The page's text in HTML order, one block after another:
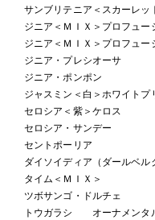
サンブリテニア＜スカーレッ
ジニア＜ＭＩＸ＞プロフュー
ジニア＜ＭＩＸ＞プロフュー
ジニア・プレシオーサ
ジニア・ポンポン
ジャスミン＜白＞ホワイトプ
セロシア＜紫＞ケロス
セロシア・サンデー
セントポーリア
ダイソイディア（ダールベル
タイム＜ＭＩＸ＞
ツボサンゴ・ドルチェ
トウガラシ オーナメンタ